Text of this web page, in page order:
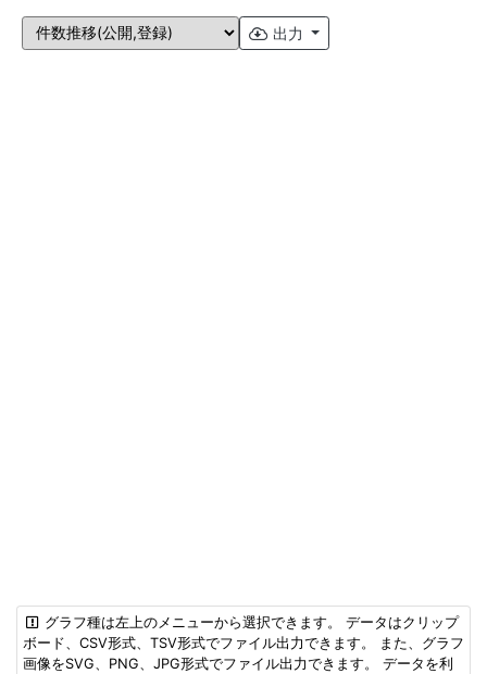
出力
グラフ種は左上のメニューから選択できます。 データはクリップ
ボード、CSV形式、TSV形式でファイル出力できます。 また、グラフ
画像をSVG、PNG、JPG形式でファイル出力できます。 データを利